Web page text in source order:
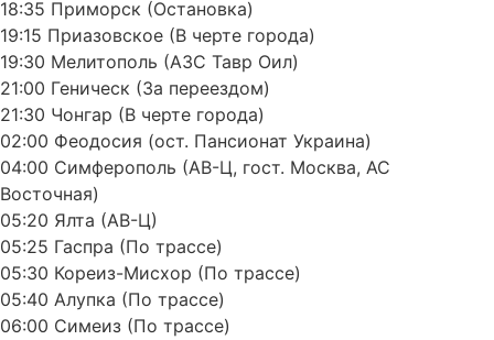
18:35 Приморск (Остановка)
19:15 Приазовское (В черте города)
19:30 Мелитополь (АЗС Тавр Оил)
21:00 Геническ (За переездом)
21:30 Чонгар (В черте города)
02:00 Феодосия (ост. Пансионат Украина)
04:00 Симферополь (АВ-Ц, гост. Москва, АС
Восточная)
05:20 Ялта (АВ-Ц)
05:25 Гаспра (По трассе)
05:30 Кореиз-Мисхор (По трассе)
05:40 Алупка (По трассе)
06:00 Симеиз (По трассе)